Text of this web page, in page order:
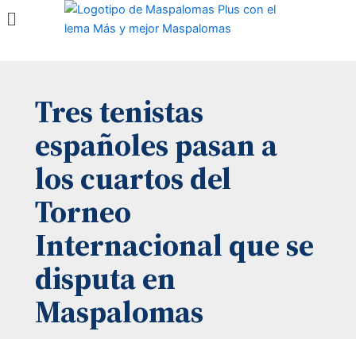
Menú
Tres tenistas
españoles pasan a
los cuartos del
Torneo
Internacional que se
disputa en
Maspalomas